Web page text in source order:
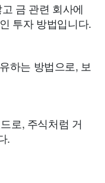
금 관련 회사에
투자 방법입니다.
하는 방법으로, 보
로, 주식처럼 거
.